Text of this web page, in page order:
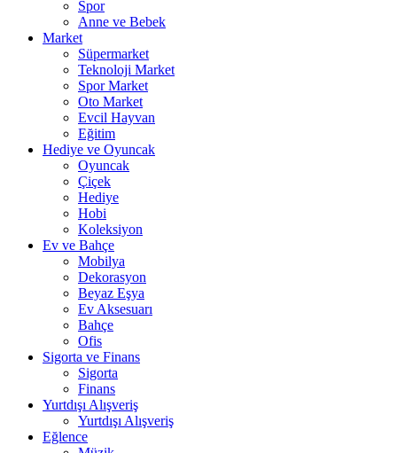
Spor
Anne ve Bebek
Market
Süpermarket
Teknoloji Market
Spor Market
Oto Market
Evcil Hayvan
Eğitim
Hediye ve Oyuncak
Oyuncak
Çiçek
Hediye
Hobi
Koleksiyon
Ev ve Bahçe
Mobilya
Dekorasyon
Beyaz Eşya
Ev Aksesuarı
Bahçe
Ofis
Sigorta ve Finans
Sigorta
Finans
Yurtdışı Alışveriş
Yurtdışı Alışveriş
Eğlence